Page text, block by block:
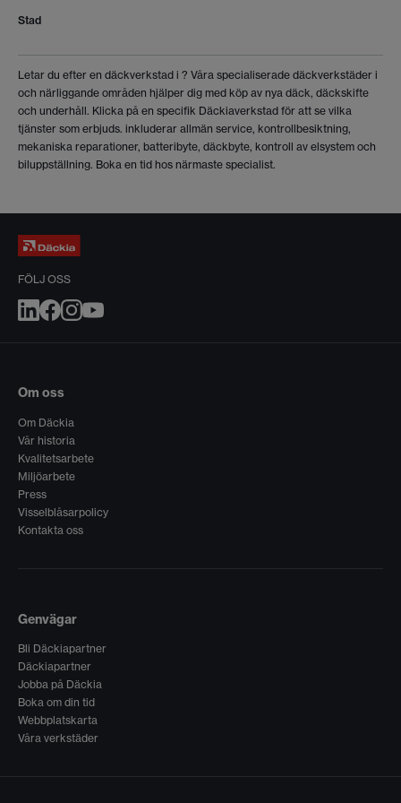
Stad
Letar du efter en däckverkstad i ? Våra specialiserade däckverkstäder i
och närliggande områden hjälper dig med köp av nya däck, däckskifte
och underhåll. Klicka på en specifik Däckiaverkstad för att se vilka
tjänster som erbjuds. inkluderar allmän service, kontrollbesiktning,
mekaniska reparationer, batteribyte, däckbyte, kontroll av elsystem och
biluppställning. Boka en tid hos närmaste specialist.
FÖLJ OSS
Om oss
Om Däckia
Vår historia
Kvalitetsarbete
Miljöarbete
Press
Visselblåsarpolicy
Kontakta oss
Genvägar
Bli Däckiapartner
Däckiapartner
Jobba på Däckia
Boka om din tid
Webbplatskarta
Våra verkstäder